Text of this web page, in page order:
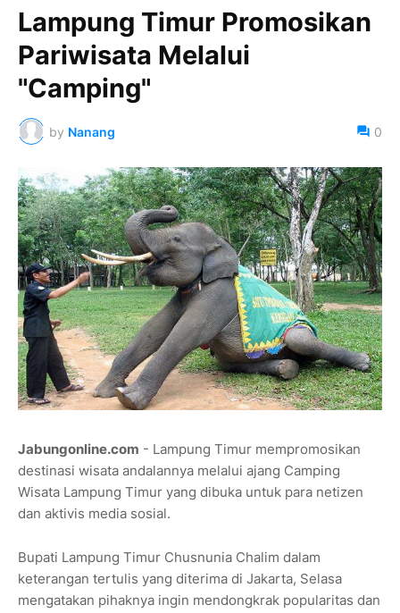
Lampung Timur Promosikan
Pariwisata Melalui
"Camping"
by Nanang 0
Jabungonline.com - Lampung Timur mempromosikan
destinasi wisata andalannya melalui ajang Camping
Wisata Lampung Timur yang dibuka untuk para netizen
dan aktivis media sosial.
Bupati Lampung Timur Chusnunia Chalim dalam
keterangan tertulis yang diterima di Jakarta, Selasa
mengatakan pihaknya ingin mendongkrak popularitas dan